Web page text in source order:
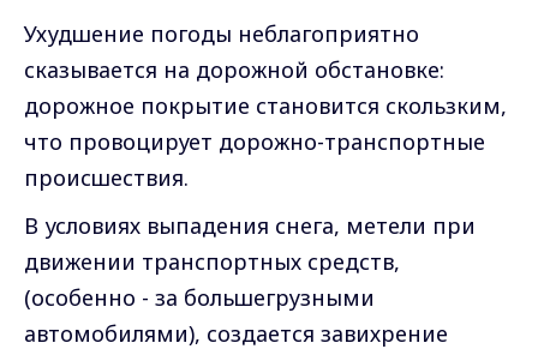
Ухудшение погоды неблагоприятно
сказывается на дорожной обстановке:
дорожное покрытие становится скользким,
что провоцирует дорожно-транспортные
происшествия.
В условиях выпадения снега, метели при
движении транспортных средств,
(особенно - за большегрузными
автомобилями), создается завихрение